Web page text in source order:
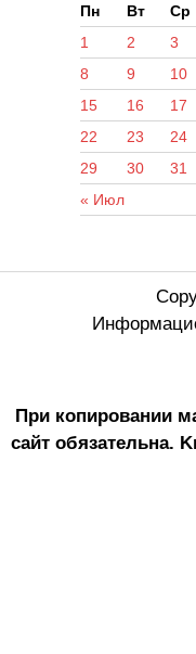
Пн
Вт Ср
« Июл
1 2 3
8
9 10
15
16 17
22
23 24
29
30 31
При копировании
сайт обязательна.